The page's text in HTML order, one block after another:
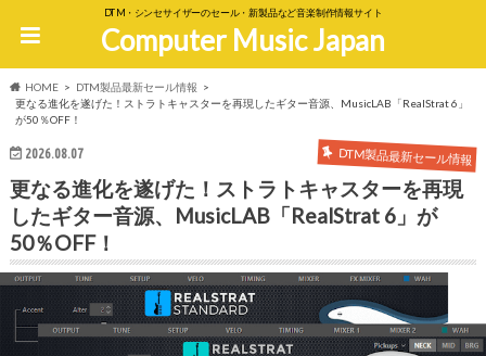
DTM・シンセサイザーのセール・新製品など音楽制作情報サイト
Computer Music Japan
HOME
DTM製品最新セール情報
更なる進化を遂げた！ストラトキャスターを再現したギター音源、MusicLAB「RealStrat 6」
が50％OFF！
2026.08.07 DTM製品最新セール情報
更なる進化を遂げた！ストラトキャスターを再現
したギター音源、MusicLAB「RealStrat 6」が
50％OFF！